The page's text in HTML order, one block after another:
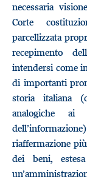
necessaria
Corte
parcellizzata
recepimento
intendersi come
di importanti
storia italiana
analogiche ai
riaffermazione
dei beni,